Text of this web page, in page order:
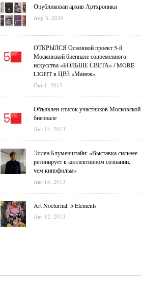
Опубликован архив Артхроники
Апр 8, 2026
ОТКРЫЛСЯ Основной проект 5-й
Московской биеннале современного
искусства «БОЛЬШЕ СВЕТА» / MORE
LIGHT в ЦВЗ «Манеж».
Окт 1, 2013
Объявлен список участников Московской
биеннале
Авг 14, 2013
Эллен Блуменштайн: «Выставка сильнее
резонирует в коллективном сознании,
чем кинофильм»
Авг 14, 2013
Art Nocturnal. 5 Elements
Авг 12, 2013